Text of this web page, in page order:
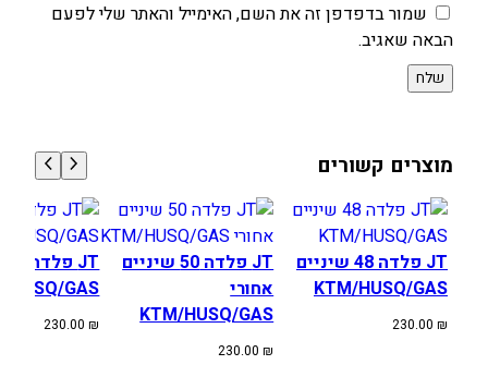
שמור בדפדפן זה את השם, האימייל והאתר שלי לפעם
הבאה שאגיב.
מוצרים קשורים
JT פלדה 48 שיניים
KTM/HUSQ/GAS
230.00 ₪
JT פלדה 50 שיניים
אחורי
KTM/HUSQ/GAS
230.00₪
HUSQ/GAS
230.00₪